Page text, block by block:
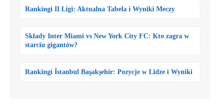
Rankingi II Ligi: Aktualna Tabela i Wyniki Meczy
Składy Inter Miami vs New York City FC: Kto zagra w
starciu gigantów?
Rankingi İstanbul Başakşehir: Pozycje w Lidze i Wyniki